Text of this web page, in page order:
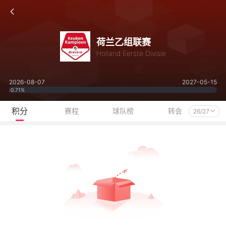
荷兰乙组联赛
Holland Eerste Divisie
2026-08-07 2027-05-15
0.71%
积分 赛程 球队榜 转会 26/27